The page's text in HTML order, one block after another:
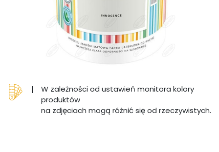
|
W zależności od ustawień monitora kolory
produktów
na zdjęciach mogą różnić się od rzeczywistych.